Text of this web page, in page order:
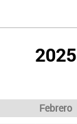
2025
Febrero